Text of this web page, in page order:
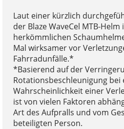
Laut einer kürzlich
der Blaze WaveCel MTB-
herkömmlichen
Mal wirksamer vor
Fahrradunfälle.*
*Basierend auf der
Rotationsbeschleunigung bei
Wahrscheinlichkeit einer
ist von vielen Faktoren
Art des Aufpralls und vom
beteiligten Person.